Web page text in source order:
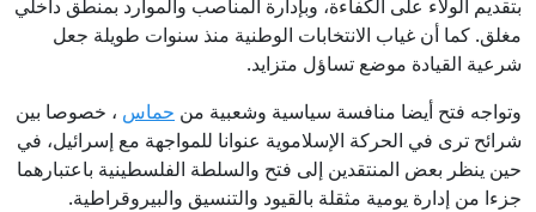
بتقديم الولاء على الكفاءة، وبإدارة المناصب والموارد بمنطق داخلي
مغلق. كما أن غياب الانتخابات الوطنية منذ سنوات طويلة جعل
شرعية القيادة موضع تساؤل متزايد.
وتواجه فتح أيضا منافسة سياسية وشعبية من حماس ، خصوصا بين
شرائح ترى في الحركة الإسلاموية عنوانا للمواجهة مع إسرائيل، في
حين ينظر بعض المنتقدين إلى فتح والسلطة الفلسطينية باعتبارهما
جزءا من إدارة يومية مثقلة بالقيود والتنسيق والبيروقراطية.